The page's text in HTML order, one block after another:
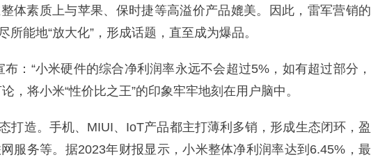
体素质上与苹果、保时捷等高溢价产品媲美。因此，雷军营销的
能地“放大化”，形成话题，直至成为爆品。
：“小米硬件的综合净利润率永远不会超过5%，如有超过部分，
，将小米“性价比之王”的印象牢牢地刻在用户脑中。
打造。手机、MIUI、IoT产品都主打薄利多销，形成生态闭环，盈
服务等。据2023年财报显示，小米整体净利润率达到6.45%，最